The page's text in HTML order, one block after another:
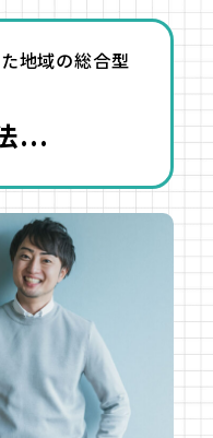
地域の総合型
...